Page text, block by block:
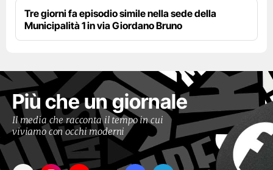
Tre giorni fa episodio simile nella sede della
Municipalità 1 in via Giordano Bruno
Più che un giornale
Il media che racconta il tempo in cui
viviamo con occhi moderni